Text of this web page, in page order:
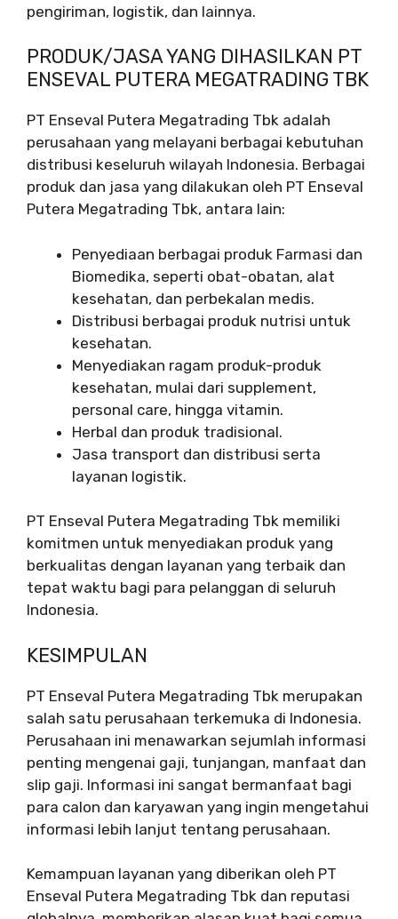
pengiriman, logistik, dan lainnya.
PRODUK/JASA YANG DIHASILKAN PT
ENSEVAL PUTERA MEGATRADING TBK
PT Enseval Putera Megatrading Tbk adalah
perusahaan yang melayani berbagai kebutuhan
distribusi keseluruh wilayah Indonesia. Berbagai
produk dan jasa yang dilakukan oleh PT Enseval
Putera Megatrading Tbk, antara lain:
Penyediaan berbagai produk Farmasi dan
Biomedika, seperti obat-obatan, alat
kesehatan, dan perbekalan medis.
Distribusi berbagai produk nutrisi untuk
kesehatan.
Menyediakan ragam produk-produk
kesehatan, mulai dari supplement,
personal care, hingga vitamin.
Herbal dan produk tradisional.
Jasa transport dan distribusi serta
layanan logistik.
PT Enseval Putera Megatrading Tbk memiliki
komitmen untuk menyediakan produk yang
berkualitas dengan layanan yang terbaik dan
tepat waktu bagi para pelanggan di seluruh
Indonesia.
KESIMPULAN
PT Enseval Putera Megatrading Tbk merupakan
salah satu perusahaan terkemuka di Indonesia.
Perusahaan ini menawarkan sejumlah informasi
penting mengenai gaji, tunjangan, manfaat dan
slip gaji. Informasi ini sangat bermanfaat bagi
para calon dan karyawan yang ingin mengetahui
informasi lebih lanjut tentang perusahaan.
Kemampuan layanan yang diberikan oleh PT
Enseval Putera Megatrading Tbk dan reputasi